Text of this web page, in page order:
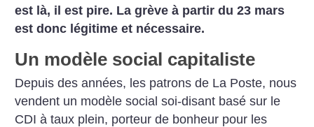
est là, il est pire. La grève à partir du 23 mars
est donc légitime et nécessaire.
Un modèle social capitaliste
Depuis des années, les patrons de La Poste, nous
vendent un modèle social soi-disant basé sur le
CDI à taux plein, porteur de bonheur pour les